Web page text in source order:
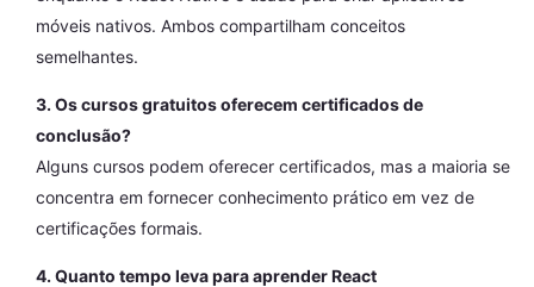
móveis nativos. Ambos compartilham conceitos
semelhantes.
3. Os cursos gratuitos oferecem certificados de
conclusão?
Alguns cursos podem oferecer certificados, mas a maioria se
concentra em fornecer conhecimento prático em vez de
certificações formais.
4. Quanto tempo leva para aprender React